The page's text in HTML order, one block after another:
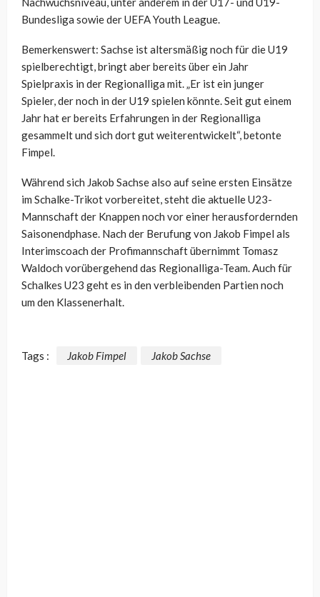
Bundesliga sowie der UEFA Youth League.
Bemerkenswert: Sachse ist altersmäßig noch für die U19
spielberechtigt, bringt aber bereits über ein Jahr
Spielpraxis in der Regionalliga mit. „Er ist ein junger
Spieler, der noch in der U19 spielen könnte. Seit gut einem
Jahr hat er bereits Erfahrungen in der Regionalliga
gesammelt und sich dort gut weiterentwickelt“, betonte
Fimpel.
Während sich Jakob Sachse also auf seine ersten Einsätze
im Schalke-Trikot vorbereitet, steht die aktuelle U23-
Mannschaft der Knappen noch vor einer herausfordernden
Saisonendphase. Nach der Berufung von Jakob Fimpel als
Interimscoach der Profimannschaft übernimmt Tomasz
Waldoch vorübergehend das Regionalliga-Team. Auch für
Schalkes U23 geht es in den verbleibenden Partien noch
um den Klassenerhalt.
Tags : Jakob Fimpel Jakob Sachse